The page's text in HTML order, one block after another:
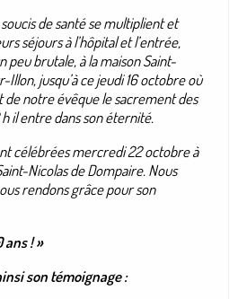
de santé se multiplient et
séjours à l’hôpital et l’entrée,
peu brutale, à la maison Saint-
jusqu’à ce jeudi 16 octobre où
de notre évêque le sacrement des
il entre dans son éternité.
célébrées mercredi 22 octobre à
Nicolas de Dompaire. Nous
rendons grâce pour son
ans ! »
son témoignage :